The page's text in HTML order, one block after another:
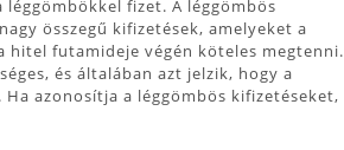
léggömbökkel fizet. A léggömbös
összegű kifizetések, amelyeket a
hitel futamideje végén köteles megtenni.
és általában azt jelzik, hogy a
azonosítja a léggömbös kifizetéseket,